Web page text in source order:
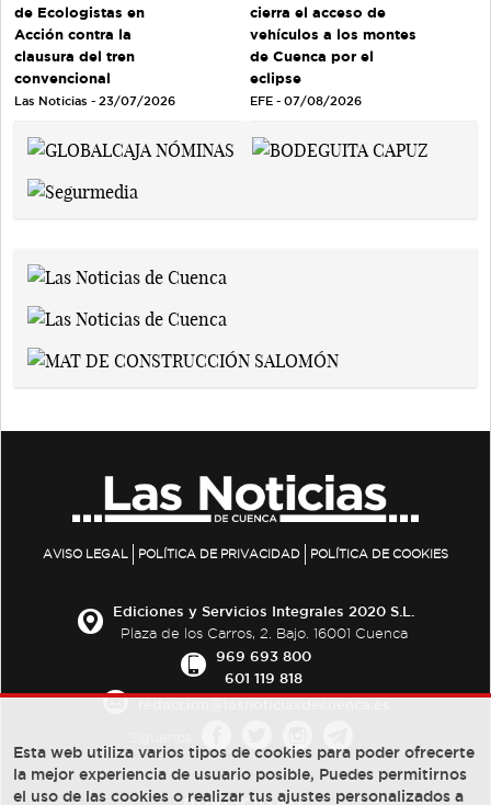
de Ecologistas en
Acción contra la
clausura del tren
convencional
Las Noticias - 23/07/2026
cierra el acceso de
vehículos a los montes
de Cuenca por el
eclipse
EFE - 07/08/2026
AVISO LEGAL POLÍTICA DE PRIVACIDAD POLÍTICA DE COOKIES
Ediciones y Servicios Integrales 2020 S.L.
Plaza de los Carros, 2. Bajo. 16001 Cuenca
969 693 800
601 119 818
Esta web utiliza varios tipos de cookies para poder ofrecerte
la mejor experiencia de usuario posible, Puedes permitirnos
el uso de las cookies o realizar tus ajustes personalizados a